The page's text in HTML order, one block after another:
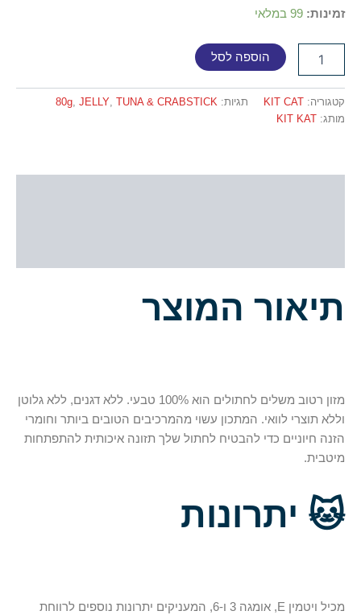
זמינות: 99 במלאי
הוספה לסל
קטגוריה: KIT CAT תגיות: 80g, JELLY, TUNA & CRABSTICK
מותג: KIT KAT
תיאור המוצר
מזון רטוב משלים לחתולים הוא 100% טבעי. ללא דגנים, ללא גלוטן
וללא תוצרי לוואי. המתכון עשוי מהמרכיבים הטובים ביותר וחומרי
הזנה חיוניים כדי להבטיח לחתול שלך תזונה איכותית להתפתחות
מיטבית.
🐱 יתרונות
מכיל ויטמין E, אומגה 3 ו-6, המעניקים יתרונות נוספים לרווחת